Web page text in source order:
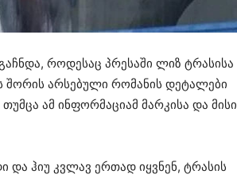
როდესაც პრესაში ლიზ ტრასისა
შორის არსებული რომანის დეტალები
ამ ინფორმაციამ მარკისა და მისი
და ჰიუ კვლავ ერთად იყვნენ, ტრასის